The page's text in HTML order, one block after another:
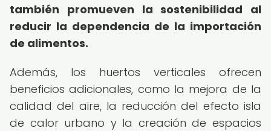
también promueven la sostenibilidad al
reducir la dependencia de la importación
de alimentos.
Además, los huertos verticales ofrecen
beneficios adicionales, como la mejora de la
calidad del aire, la reducción del efecto isla
de calor urbano y la creación de espacios